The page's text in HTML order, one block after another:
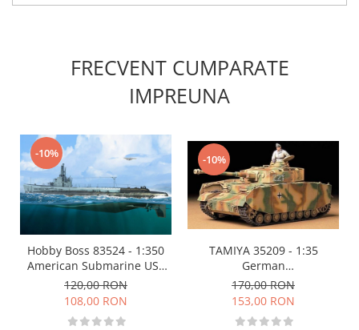
Primer (grund)
Solutii Weathering
Décor
Sol Diorama
Materiale pentru sol
Apa Diorama
Accesorii pictura The Army Painter
Speedpaints
Warpaints Fanatic
Seturi Vopsele
FRECVENT CUMPARATE
IMPREUNA
-10%
Hobby Boss 83524 - 1:350
American Submarine USS
Gato SS-212, 1944
120,00 RON
108,00 RON
-10%
TAMIYA 35209 - 1:35
German
Panzerkampfwagen IV
Ausf.H Early Version
170,00 RON
153,00 RON